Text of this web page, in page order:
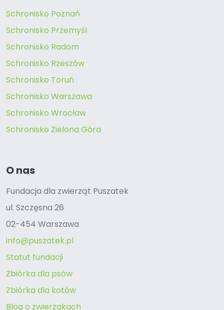
Schronisko Poznań
Schronisko Przemyśl
Schronisko Radom
Schronisko Rzeszów
Schronisko Toruń
Schronisko Warszawa
Schronisko Wrocław
Schronisko Zielona Góra
O nas
Fundacja dla zwierząt Puszatek
ul. Szczęsna 26
02-454 Warszawa
info@puszatek.pl
Statut fundacji
Zbiórka dla psów
Zbiórka dla kotów
Blog o zwierzakach